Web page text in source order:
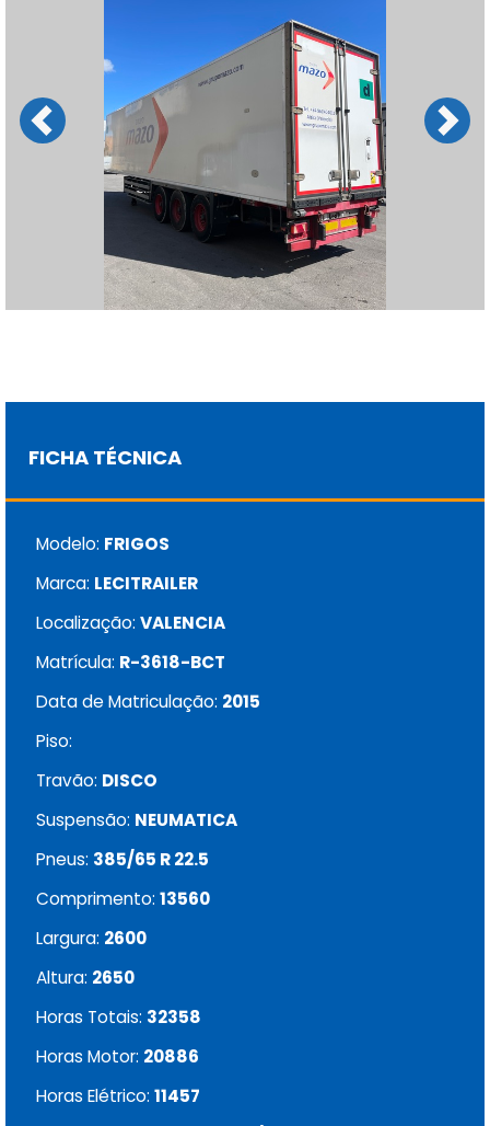
Previous Next
FICHA TÉCNICA
Modelo: FRIGOS
Marca: LECITRAILER
Localização: VALENCIA
Matrícula: R-3618-BCT
Data de Matriculação: 2015
Piso:
Travão: DISCO
Suspensão: NEUMATICA
Pneus: 385/65 R 22.5
Comprimento: 13560
Largura: 2600
Altura: 2650
Horas Totais: 32358
Horas Motor: 20886
Horas Elétrico: 11457